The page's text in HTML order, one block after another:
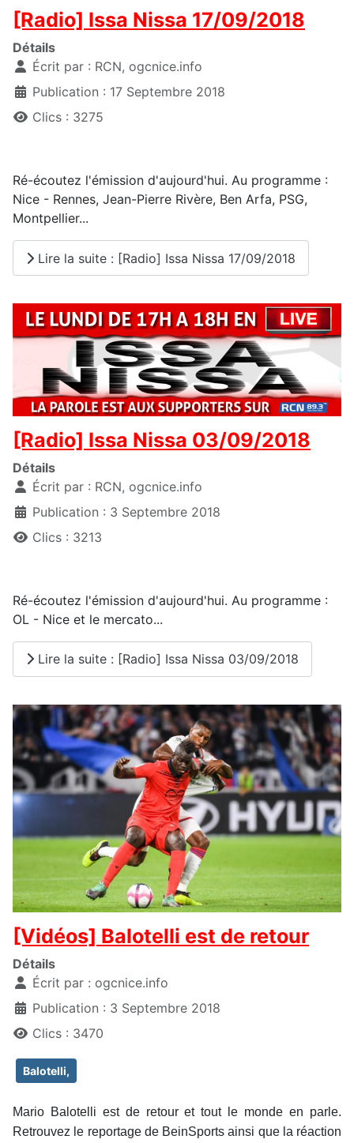
[Radio] Issa Nissa 17/09/2018
Détails
Écrit par : RCN, ogcnice.info
Publication : 17 Septembre 2018
Clics : 3275
Ré-écoutez l'émission d'aujourd'hui. Au programme :
Nice - Rennes, Jean-Pierre Rivère, Ben Arfa, PSG,
Montpellier...
Lire la suite : [Radio] Issa Nissa 17/09/2018
[Radio] Issa Nissa 03/09/2018
Détails
Écrit par : RCN, ogcnice.info
Publication : 3 Septembre 2018
Clics : 3213
Ré-écoutez l'émission d'aujourd'hui. Au programme :
OL - Nice et le mercato...
Lire la suite : [Radio] Issa Nissa 03/09/2018
[Vidéos] Balotelli est de retour
Détails
Écrit par : ogcnice.info
Publication : 3 Septembre 2018
Clics : 3470
Balotelli,
Mario Balotelli est de retour et tout le monde en parle.
Retrouvez le reportage de BeinSports ainsi que la réaction